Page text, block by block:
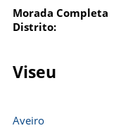
Morada Completa
Distrito:
Viseu
Aveiro